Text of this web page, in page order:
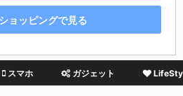
ョッピングで見る
スマホ ガジェット